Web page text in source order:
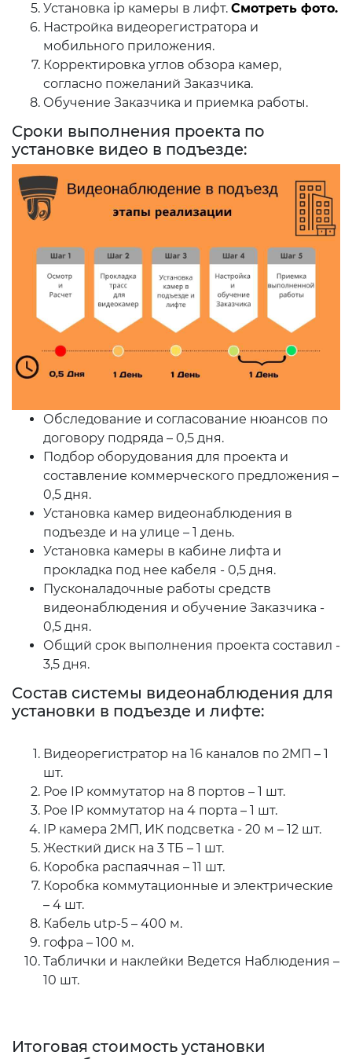
Установка ip камеры в лифт. Смотреть фото.
Настройка видеорегистратора и
мобильного приложения.
Корректировка углов обзора камер,
согласно пожеланий Заказчика.
Обучение Заказчика и приемка работы.
Сроки выполнения проекта по
установке видео в подъезде:
Обследование и согласование нюансов по
договору подряда – 0,5 дня.
Подбор оборудования для проекта и
составление коммерческого предложения –
0,5 дня.
Установка камер видеонаблюдения в
подъезде и на улице – 1 день.
Установка камеры в кабине лифта и
прокладка под нее кабеля - 0,5 дня.
Пусконаладочные работы средств
видеонаблюдения и обучение Заказчика -
0,5 дня.
Общий срок выполнения проекта составил -
3,5 дня.
Состав системы видеонаблюдения для
установки в подъезде и лифте:
Видеорегистратор на 16 каналов по 2МП – 1
шт.
Poe IP коммутатор на 8 портов – 1 шт.
Poe IP коммутатор на 4 порта – 1 шт.
IP камера 2МП, ИК подсветка - 20 м – 12 шт.
Жесткий диск на 3 ТБ – 1 шт.
Коробка распаячная – 11 шт.
Коробка коммутационные и электрические
– 4 шт.
Кабель utp-5 – 400 м.
гофра – 100 м.
Таблички и наклейки Ведется Наблюдения –
10 шт.
Итоговая стоимость установки